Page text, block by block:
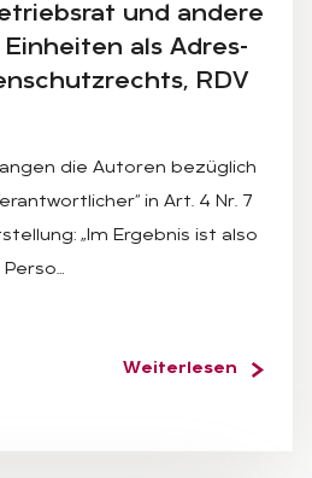
und an­de­re
als Adres­
RDV
die Autoren bezüglich
in Art. 4 Nr. 7
„Im Ergebnis ist also
Weiterlesen